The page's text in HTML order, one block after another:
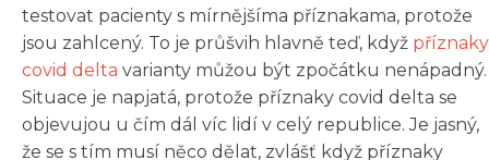
testovat pacienty s mírnějšíma příznakama, protože
jsou zahlcený. To je průšvih hlavně teď, když příznaky
covid delta varianty můžou být zpočátku nenápadný.
Situace je napjatá, protože příznaky covid delta se
objevujou u čím dál víc lidí v celý republice. Je jasný,
že se s tím musí něco dělat, zvlášť když příznaky